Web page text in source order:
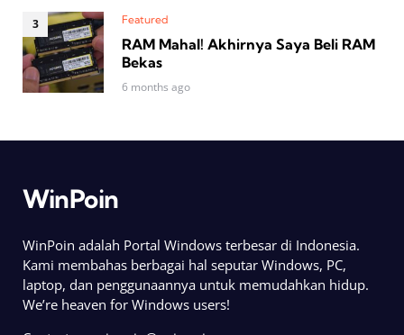
Featured
RAM Mahal! Akhirnya Saya Beli RAM
Bekas
6 months ago
WinPoin
WinPoin adalah Portal Windows terbesar di Indonesia.
Kami membahas berbagai hal seputar Windows, PC,
laptop, dan penggunaannya untuk memudahkan hidup.
We’re heaven for Windows users!